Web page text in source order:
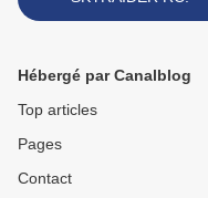
Hébergé par Canalblog
Top articles
Pages
Contact